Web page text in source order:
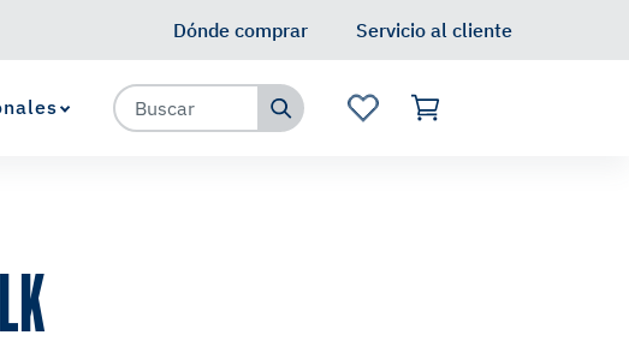
Dónde comprar
Servicio al cliente